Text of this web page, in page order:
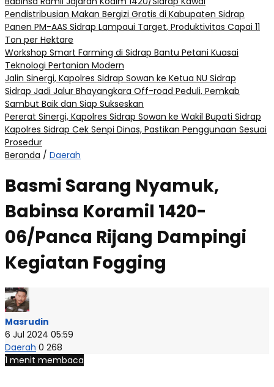
Pendistribusian Makan Bergizi Gratis di Kabupaten Sidrap
Panen PM-AAS Sidrap Lampaui Target, Produktivitas Capai 11
Ton per Hektare
Workshop Smart Farming di Sidrap Bantu Petani Kuasai
Teknologi Pertanian Modern
Jalin Sinergi, Kapolres Sidrap Sowan ke Ketua NU Sidrap
Sidrap Jadi Jalur Bhayangkara Off-road Peduli, Pemkab
Sambut Baik dan Siap Sukseskan
Pererat Sinergi, Kapolres Sidrap Sowan ke Wakil Bupati Sidrap
Kapolres Sidrap Cek Senpi Dinas, Pastikan Penggunaan Sesuai
Prosedur
Beranda / Daerah
Basmi Sarang Nyamuk,
Babinsa Koramil 1420-
06/Panca Rijang Dampingi
Kegiatan Fogging
Masrudin
6 Jul 2024 05:59
Daerah 0 268
1 menit membaca